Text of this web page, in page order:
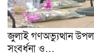
জুলাই গণঅভ্যুত্থান
সংবর্ধনা ও…